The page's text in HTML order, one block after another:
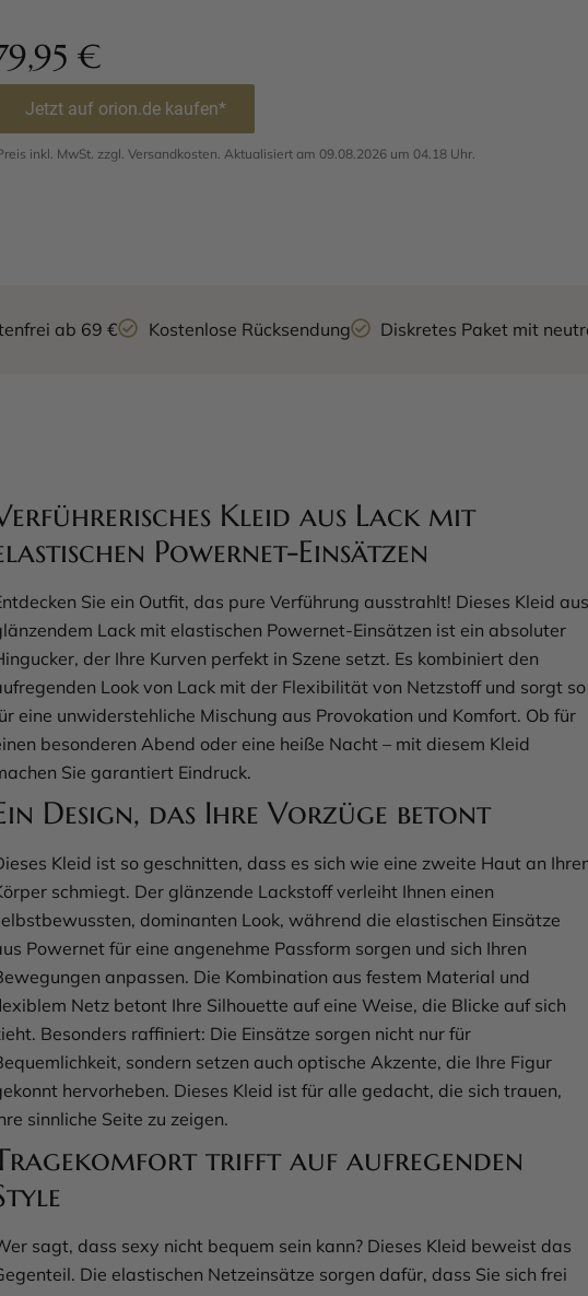
€
Jetzt auf orion.de kaufen*
inkl. MwSt. zzgl. Versandkosten. Aktualisiert am 09.08.2026 um 04.18 Uhr.
ab 69 € Kostenlose Rücksendung Diskretes Paket mit
Kleid aus Lack mit
Powernet-Einsätzen
Sie ein Outfit, das pure Verführung ausstrahlt! Dieses Kleid aus
Lack mit elastischen Powernet-Einsätzen ist ein absoluter
der Ihre Kurven perfekt in Szene setzt. Es kombiniert den
Look von Lack mit der Flexibilität von Netzstoff und sorgt so
eine unwiderstehliche Mischung aus Provokation und Komfort. Ob für
besonderen Abend oder eine heiße Nacht – mit diesem Kleid
Sie garantiert Eindruck.
Design, das Ihre Vorzüge betont
Kleid ist so geschnitten, dass es sich wie eine zweite Haut an
schmiegt. Der glänzende Lackstoff verleiht Ihnen einen
dominanten Look, während die elastischen Einsätze
Powernet für eine angenehme Passform sorgen und sich Ihren
anpassen. Die Kombination aus festem Material und
Netz betont Ihre Silhouette auf eine Weise, die Blicke auf sich
Besonders raffiniert: Die Einsätze sorgen nicht nur für
sondern setzen auch optische Akzente, die Ihre Figur
hervorheben. Dieses Kleid ist für alle gedacht, die sich trauen,
sinnliche Seite zu zeigen.
trifft auf aufregenden
sagt, dass sexy nicht bequem sein kann? Dieses Kleid beweist das
Die elastischen Netzeinsätze sorgen dafür, dass Sie sich frei